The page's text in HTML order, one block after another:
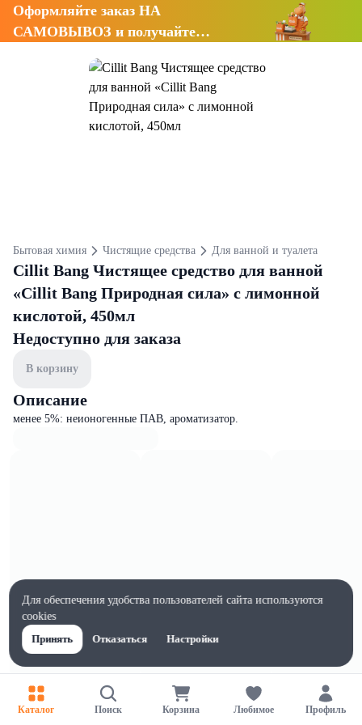
Оформляйте заказ НА
САМОВЫВОЗ и получайте
Бытовая химия Чистящие средства Для ванной и туалета
Cillit Bang Чистящее средство для ванной
«Cillit Bang Природная сила» с лимонной
кислотой, 450мл
Недоступно для заказа
В корзину
Описание
менее 5%: неионогенные ПАВ, ароматизатор.
Характеристики
Ширина, мм
Каталог Поиск Корзина Любимое Профиль
Для обеспечения удобства пользователей сайта используются
cookies
Принять
Отказаться Настройки